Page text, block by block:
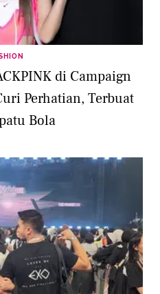
di Campaign
Perhatian, Terbuat
Bola